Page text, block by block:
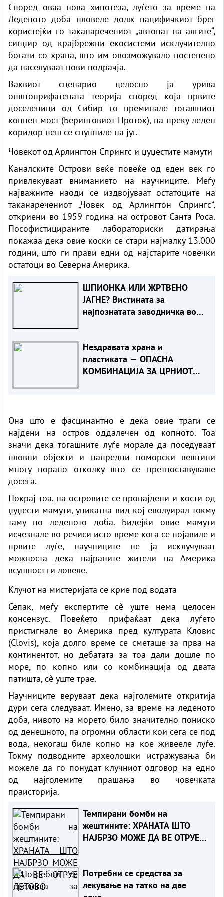
Според оваа нова хипотеза, луѓето за време на
Леденото доба пловеле долж пацифичкиот брег
користејќи го таканаречениот „автопат на алгите“,
синџир од крајбрежни екосистеми исклучително
богати со храна, што им овозможувало постепено
да населуваат нови подрачја.
Ваквиот сценарио целосно ја урива
општоприфатената теорија според која првите
доселеници од Сибир го преминале тогашниот
копнен мост (Беринговиот Проток), па преку леден
коридор пеш се спуштиле на југ.
Човекот од Арлингтон Спрингс и џуџестите мамути
Каналските Острови веќе повеќе од еден век го
привлекуваат вниманието на научниците. Меѓу
најважните наоди се издвојуваат остатоците на
таканаречениот „Човек од Арлингтон Спрингс“,
откриени во 1959 година на островот Санта Роса.
Пософистицираните лабораториски датирања
покажаа дека овие коски се стари најмалку 13.000
години, што ги прави едни од најстарите човечки
остатоци во Северна Америка.
ШПИОНКА ИЛИ ЖРТВЕНО
ЈАГНЕ? Вистината за
најпознатата заводничка во
Нездравата храна и
пластиката — ОПАСНА
КОМБИНАЦИЈА ЗА ЦРНИОТ
Она што е фасцинантно е дека овие траги се
најдени на остров оддалечен од копното. Тоа
значи дека тогашните луѓе морале да поседуваат
пловни објекти и напредни поморски вештини
многу порано отколку што се претпоставуваше
досега.
Покрај тоа, на островите се пронајдени и кости од
џуџести мамути, уникатна вид кој еволуирал токму
таму по леденото доба. Бидејќи овие мамути
исчезнале во речиси исто време кога се појавиле и
првите луѓе, научниците не ја исклучуваат
можноста дека најраните жители на Америка
всушност ги ловеле.
Клучот на мистеријата се крие под водата
Сепак, меѓу експертите сè уште нема целосен
консензус. Повеќето прифаќаат дека луѓето
пристигнале во Америка пред културата Кловис
(Clovis), која долго време се сметаше за прва на
континентот, но дебатата за тоа дали дошле по
море, по копно или со комбинација од двата
патишта, сè уште трае.
Научниците веруваат дека најголемите откритија
дури сега следуваат. Имено, за време на леденото
доба, нивото на морето било значително пониско
од денешното, па огромни области кои сега се под
вода, некогаш биле копно на кое живееле луѓе.
Токму подводните археолошки истражувања би
можеле да го понудат клучниот одговор на едно
од најголемите прашања во човечката
праисторија.
Темпирани бомби на
жештините: ХРАНАТА ШТО
НАЈБРЗО МОЖЕ ДА ВЕ ОТРУЕ
Потребни се средства за
лекување на татко на две